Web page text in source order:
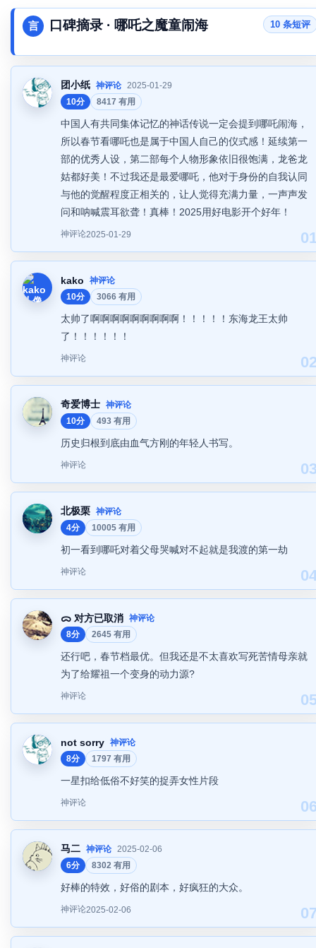
言 口碑摘录 · 哪吒之魔童闹海 10 条短评
团小纸 神评论 2025-01-29
10分
8417 有用
中国人有共同集体记忆的神话传说一定会提到哪吒闹海，
所以春节看哪吒也是属于中国人自己的仪式感！延续第一
部的优秀人设，第二部每个人物形象依旧很饱满，龙爸龙
姑都好美！不过我还是最爱哪吒，他对于身份的自我认同
与他的觉醒程度正相关的，让人觉得充满力量，一声声发
问和呐喊震耳欲聋！真棒！2025用好电影开个好年！
神评论2025-01-29
kako
神评论
10分
3066 有用
太帅了啊啊啊啊啊啊啊啊啊！！！！！东海龙王太帅
了！！！！！！
神评论
奇爱博士 神评论
10分
493 有用
历史归根到底由血气方刚的年轻人书写。
神评论
北极栗 神评论
4分
10005 有用
初一看到哪吒对着父母哭喊对不起就是我渡的第一劫
神评论
ᯅ 对方已取消 神评论
8分
2645 有用
还行吧，春节档最优。但我还是不太喜欢写死苦情母亲就
为了给耀祖一个变身的动力源?
神评论
not sorry 神评论
8分
1797 有用
一星扣给低俗不好笑的捉弄女性片段
神评论
马二 神评论 2025-02-06
6分
8302 有用
好棒的特效，好俗的剧本，好疯狂的大众。
神评论2025-02-06